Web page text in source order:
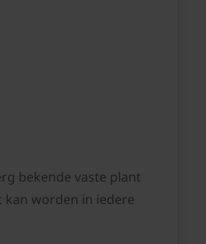
bekende vaste plant
kan worden in iedere